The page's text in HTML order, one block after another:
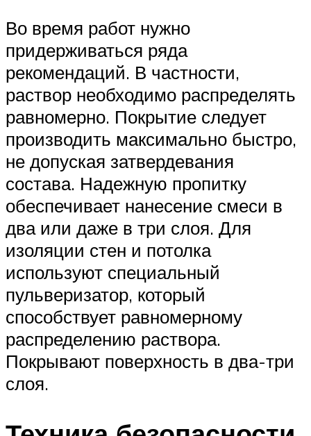
Во время работ нужно
придерживаться ряда
рекомендаций. В частности,
раствор необходимо распределять
равномерно. Покрытие следует
производить максимально быстро,
не допуская затвердевания
состава. Надежную пропитку
обеспечивает нанесение смеси в
два или даже в три слоя. Для
изоляции стен и потолка
используют специальный
пульверизатор, который
способствует равномерному
распределению раствора.
Покрывают поверхность в два-три
слоя.